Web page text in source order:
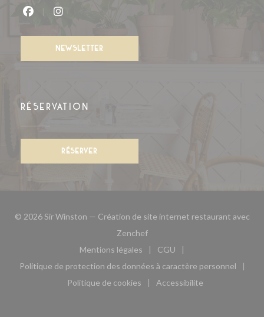
NEWSLETTER
RÉSERVATION
RÉSERVER
© 2026 Sir Winston — Création de site internet restaurant avec
Zenchef((ouvre une nouvelle fenêtre))
Mentions légales
((ouvre une nouvelle fenêtre))
CGU
((ouvre une nouvelle
Politique de protection des données à caractère personnel
((ouvre une nouvelle fenêtre))
Politique de cookies
((ouvre une nouvelle fenêtre))
Accessibilite